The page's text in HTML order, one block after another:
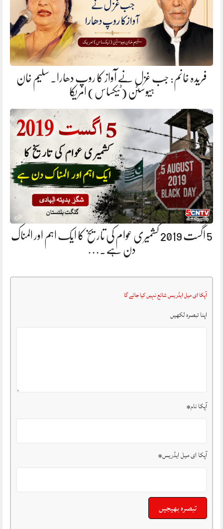
فریدہ خانم: جب غزل نے آواز کا روپ دھارا. سلیم خان
ہیوسٹن (ٹیکساس) امریکا
5 اگست 2019 کشمیری عوام کی تاریخ کا ایک اہم اور المناک
دن ہے.…
آپکا ای میل ایڈریس شائع نہیں کیا جائے گا
اپنا تبصرہ لکھیں
آپکا نام*
آپکا ای میل ایڈریس*